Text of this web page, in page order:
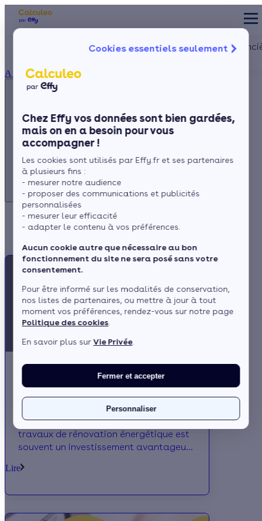
Cookies essentiels seulement
Chez Effy vos données sont bien gardées,
mais on en a besoin pour vous
accompagner !
Les cookies sont utilisés par Effy.fr et ses partenaires
à plusieurs fins :
- mesurer notre audience
- proposer des communications et publicités
personnalisées
- mesurer leur efficacité
- adapter le contenu à vos préférences.
Aucun cookie autre que nécessaire au bon
fonctionnement du site ne sera posé sans votre
consentement.
Pour être informé sur les modalités de conservation,
nos listes de partenaires, ou mettre à jour à tout
moment vos préférences, rendez-vous sur notre page
Politique des cookies.
En savoir plus surVie Privée.
Fermer et accepter
Personnaliser
À propos
du lundi au vendredi -
3456
Les aides
Ma Prime
Le chèque
Appelez-nous !
du lundi au vendredi - 8h à 19h
3456
Service gratuit
+ prix appel
Travaux énergétique
Rénovation globale : quels avantages y
a-t-il à réaliser plusieurs travaux ?
Rénovation globale : miser sur plusieurs
travaux de rénovation énergétique est
souvent un investissement avantageux
Lire